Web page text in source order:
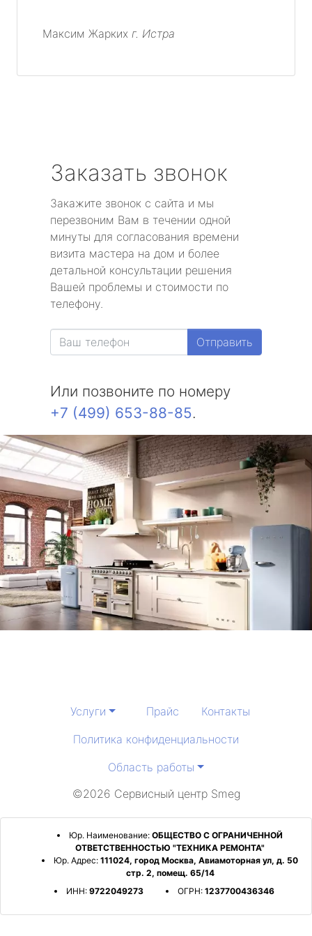
Максим Жарких г. Истра
Заказать звонок
Закажите звонок с сайта и мы
перезвоним Вам в течении одной
минуты для согласования времени
визита мастера на дом и более
детальной консультации решения
Вашей проблемы и стоимости по
телефону.
Отправить
Или позвоните по номеру
+7 (499) 653-88-85.
Услуги Прайс
Контакты
Политика конфиденциальности
Область работы
©2026 Сервисный центр Smeg
Юр. Наименование: ОБЩЕСТВО С ОГРАНИЧЕННОЙ
ОТВЕТСТВЕННОСТЬЮ "ТЕХНИКА РЕМОНТА"
Юр. Адрес: 111024, город Москва, Авиамоторная ул, д. 50
стр. 2, помещ. 65/14
ИНН: 9722049273 ОГРН: 1237700436346